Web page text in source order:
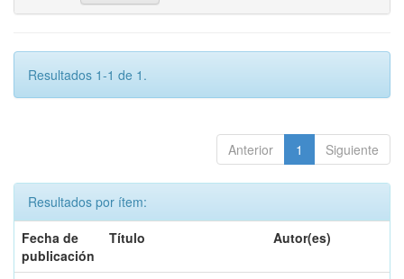
Resultados 1-1 de 1.
Anterior 1 Siguiente
Resultados por ítem:
Fecha de
publicación
Título Autor(es)